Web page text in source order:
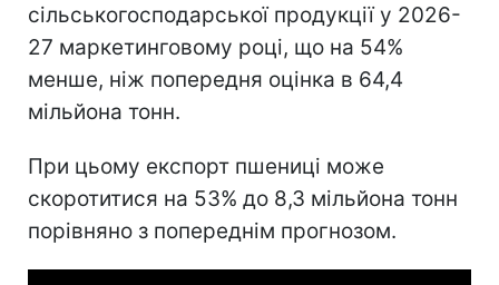
сільськогосподарської продукції у 2026-
27 маркетинговому році, що на 54%
менше, ніж попередня оцінка в 64,4
мільйона тонн.
При цьому експорт пшениці може
скоротитися на 53% до 8,3 мільйона тонн
порівняно з попереднім прогнозом.